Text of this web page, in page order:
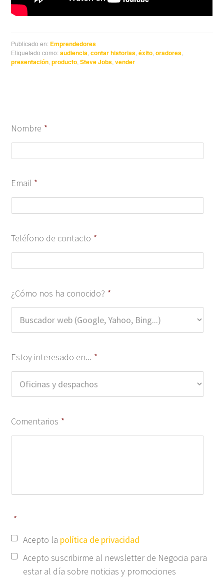
Publicado en: Emprendedores
Etiquetado como:audiencia ,contar historias ,éxito ,oradores
presentación ,producto ,Steve Jobs ,vender
Nombre *
Email *
Teléfono de contacto *
¿Cómo nos ha conocido? *
Estoy interesado en... *
Comentarios *
*
Acepto la política de privacidad
Acepto suscribirme al newsletter de Negocia para
estar al día sobre noticias y promociones